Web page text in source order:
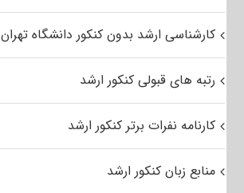
کارشناسی ارشد بدون کنکور دانشگاه تهران
رتبه های قبولی کنکور ارشد
کارنامه نفرات برتر کنکور ارشد
منابع زبان کنکور ارشد